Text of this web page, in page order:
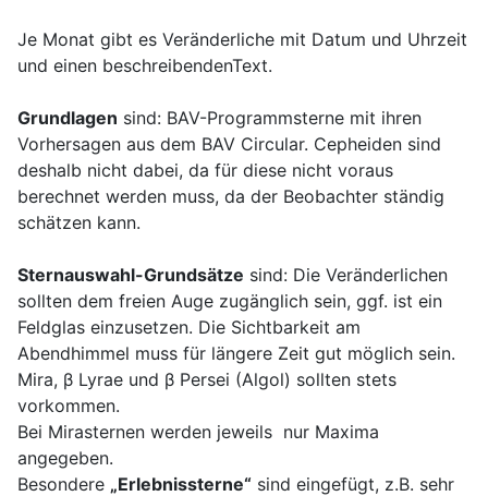
Je Monat gibt es Veränderliche mit Datum und Uhrzeit
und einen beschreibendenText.
Grundlagen sind: BAV-Programmsterne mit ihren
Vorhersagen aus dem BAV Circular. Cepheiden sind
deshalb nicht dabei, da für diese nicht voraus
berechnet werden muss, da der Beobachter ständig
schätzen kann.
Sternauswahl-Grundsätze sind: Die Veränderlichen
sollten dem freien Auge zugänglich sein, ggf. ist ein
Feldglas einzusetzen. Die Sichtbarkeit am
Abendhimmel muss für längere Zeit gut möglich sein.
Mira, β Lyrae und β Persei (Algol) sollten stets
vorkommen.
Bei Mirasternen werden jeweils nur Maxima
angegeben.
Besondere „Erlebnissterne“ sind eingefügt, z.B. sehr